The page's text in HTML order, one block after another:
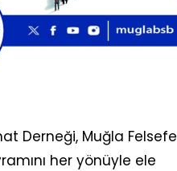
Derneği, Muğla Felsefe
her yönüyle ele